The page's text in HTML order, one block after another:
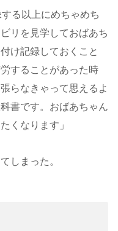
る以上にめちゃめち
リを見学しておばあち
け記録しておくこと
することがあった時
らなきゃって思えるよ
書です。おばあちゃん
くなります」
しまった。